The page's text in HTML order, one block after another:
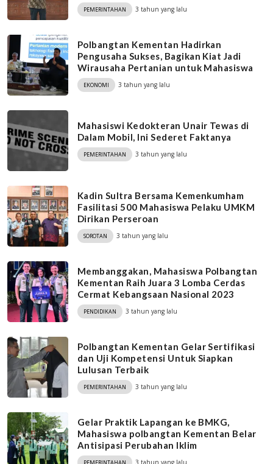
PEMERINTAHAN 3 tahun yang lalu
Polbangtan Kementan Hadirkan
Pengusaha Sukses, Bagikan Kiat Jadi
Wirausaha Pertanian untuk Mahasiswa
EKONOMI 3 tahun yang lalu
Mahasiswi Kedokteran Unair Tewas di
Dalam Mobil, Ini Sederet Faktanya
PEMERINTAHAN 3 tahun yang lalu
Kadin Sultra Bersama Kemenkumham
Fasilitasi 500 Mahasiswa Pelaku UMKM
Dirikan Perseroan
SOROTAN 3 tahun yang lalu
Membanggakan, Mahasiswa Polbangtan
Kementan Raih Juara 3 Lomba Cerdas
Cermat Kebangsaan Nasional 2023
PENDIDIKAN 3 tahun yang lalu
Polbangtan Kementan Gelar Sertifikasi
dan Uji Kompetensi Untuk Siapkan
Lulusan Terbaik
PEMERINTAHAN 3 tahun yang lalu
Gelar Praktik Lapangan ke BMKG,
Mahasiswa polbangtan Kementan Belar
Antisipasi Perubahan Iklim
PEMERINTAHAN 3 tahun yang lalu